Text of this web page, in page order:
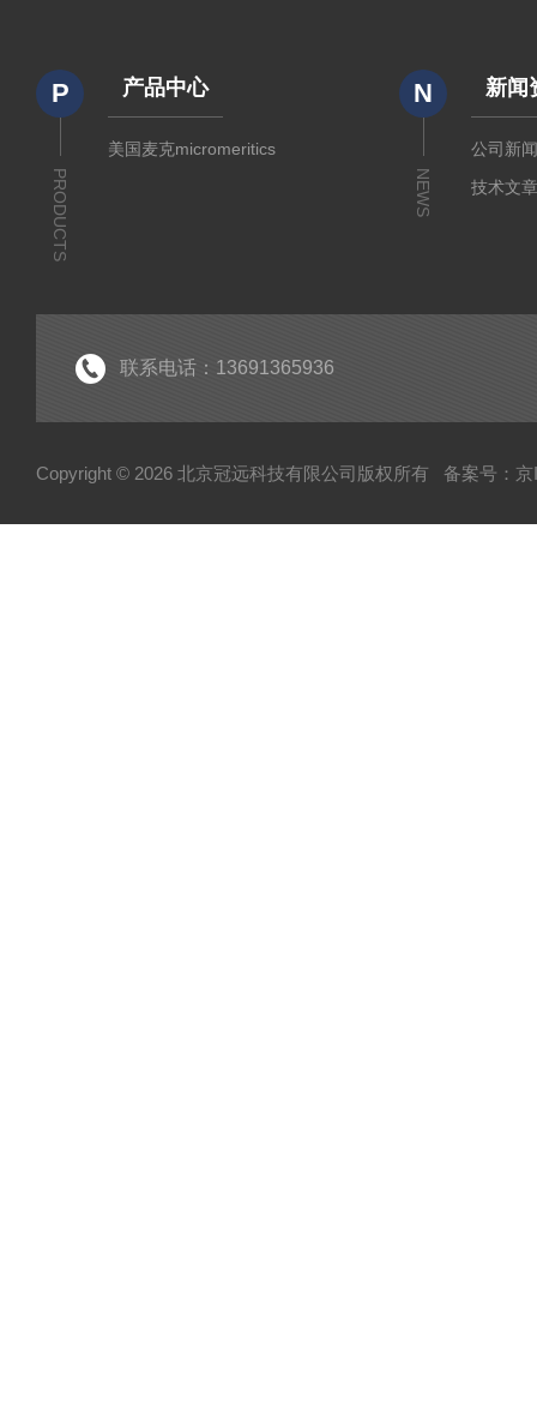
P
PRODUCTS
产品中心
美国麦克micromeritics
N
NEWS
新闻
公司新
技术文
联系电话：13691365936
Copyright © 2026 北京冠远科技有限公司版权所有 备案号：